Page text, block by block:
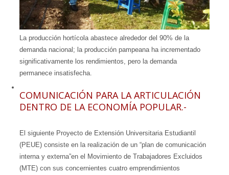
La producción hortícola abastece alrededor del 90% de la
demanda nacional; la producción pampeana ha incrementado
significativamente los rendimientos, pero la demanda
permanece insatisfecha.
COMUNICACIÓN PARA LA ARTICULACIÓN
DENTRO DE LA ECONOMÍA POPULAR.-
El siguiente Proyecto de Extensión Universitaria Estudiantil
(PEUE) consiste en la realización de un “plan de comunicación
interna y externa”en el Movimiento de Trabajadores Excluidos
(MTE) con sus concernientes cuatro emprendimientos